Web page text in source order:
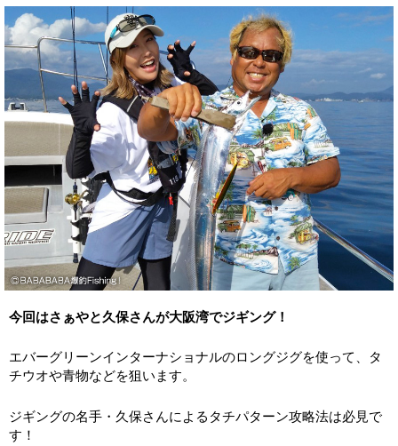
今回はさぁやと久保さんが大阪湾でジギング！
エバーグリーンインターナショナルのロングジグを使って、タ
チウオや青物などを狙います。
ジギングの名手・久保さんによるタチパターン攻略法は必見で
す！